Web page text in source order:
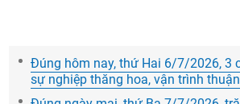
Đúng hôm nay, thứ Hai 6/7/2026, 3
sự nghiệp thăng hoa, vận trình